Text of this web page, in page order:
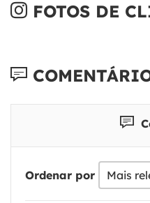
FOTOS DE
Ordenar por